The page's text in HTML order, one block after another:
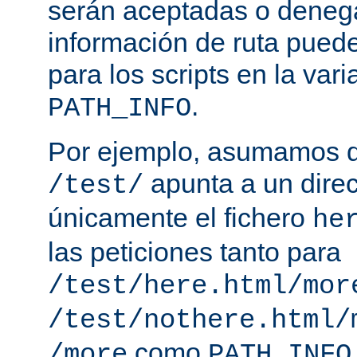
serán aceptadas o
información de ruta
para los scripts en la
PATH_INFO.
Por ejemplo, asumamos
/test/ apunta a un
únicamente el fichero
las peticiones tanto para
/test/here.html/
/test/nothere.html/